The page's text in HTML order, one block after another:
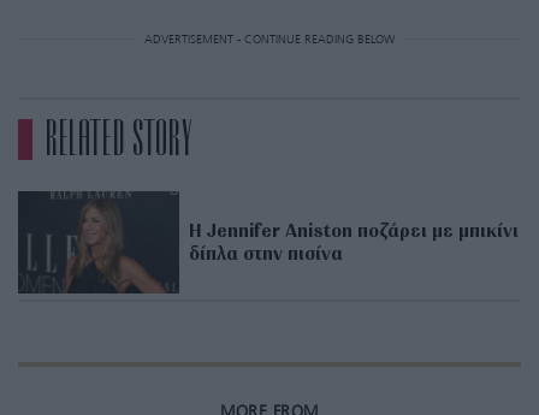
ADVERTISEMENT - CONTINUE READING BELOW
RELATED STORY
Η Jennifer Aniston ποζάρει με μπικίνι
δίπλα στην πισίνα